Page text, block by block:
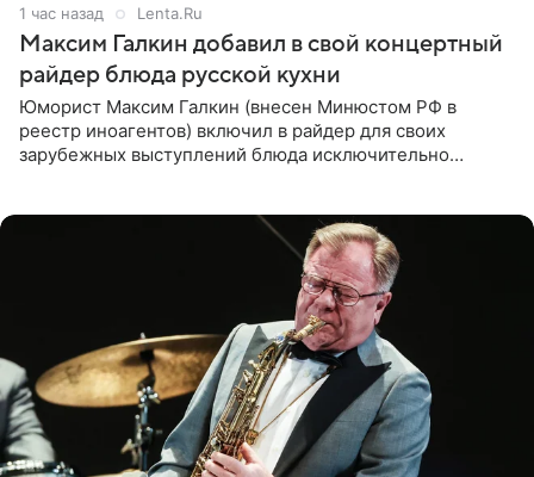
1 час назад Lenta.Ru
Максим Галкин добавил в свой концертный
райдер блюда русской кухни
Юморист Максим Галкин (внесен Минюстом РФ в
реестр иноагентов) включил в райдер для своих
зарубежных выступлений блюда исключительно